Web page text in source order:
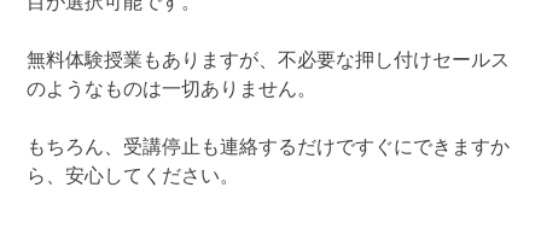
無料体験授業もありますが、不必要な押し付けセールス
のようなものは一切ありません。
もちろん、受講停止も連絡するだけですぐにできますか
ら、安心してください。